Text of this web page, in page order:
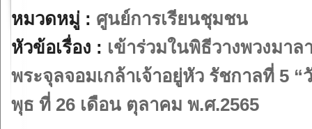
หมวดหมู่ : ศูนย์การเรียนชุมชน
หัวข้อเรื่อง : เข้าร่วมในพิธีวางพวงมา
พระจุลจอมเกล้าเจ้าอยู่หัว รัชกาลที่ 5
พุธ ที่ 26 เดือน ตุลาคม พ.ศ.2565